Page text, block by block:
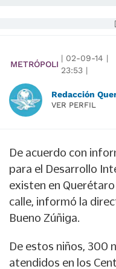
METRÓPOLI
| 02-09-14 |
23:53 |
Redacción
VER PERFIL
De acuerdo con
para el Desarrollo
existen en
calle, informó la
Bueno Zúñiga.
De estos niños, 300
atendidos en los